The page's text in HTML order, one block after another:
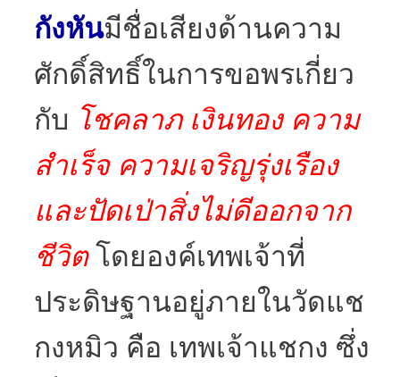
กังหันมีชื่อเสียงด้านความ
ศักดิ์สิทธิ์ในการขอพรเกี่ยว
กับ โชคลาภ เงินทอง ความ
สำเร็จ ความเจริญรุ่งเรือง
และปัดเป่าสิ่งไม่ดีออกจาก
ชีวิตโดยองค์เทพเจ้าที่
ประดิษฐานอยู่ภายในวัดแช
กงหมิว คือ เทพเจ้าแชกง ซึ่ง